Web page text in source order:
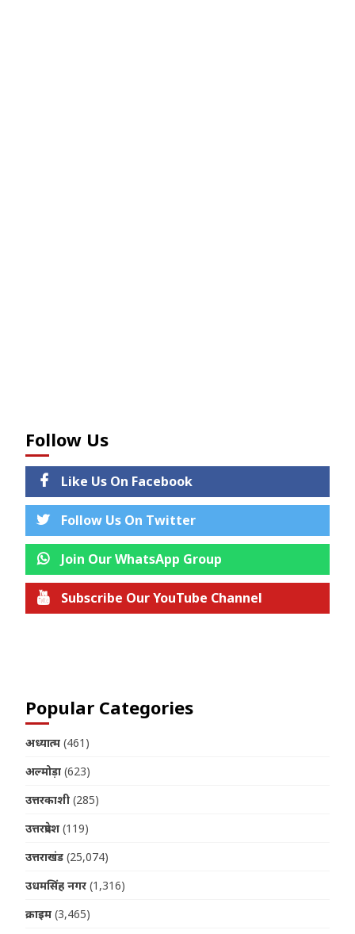
Follow Us
Like Us On Facebook
Follow Us On Twitter
Join Our WhatsApp Group
Subscribe Our YouTube Channel
Popular Categories
अध्यात्म (461)
अल्मोड़ा (623)
उत्तरकाशी (285)
उत्तरप्रदेश (119)
उत्तराखंड (25,074)
उधमसिंह नगर (1,316)
क्राइम (3,465)